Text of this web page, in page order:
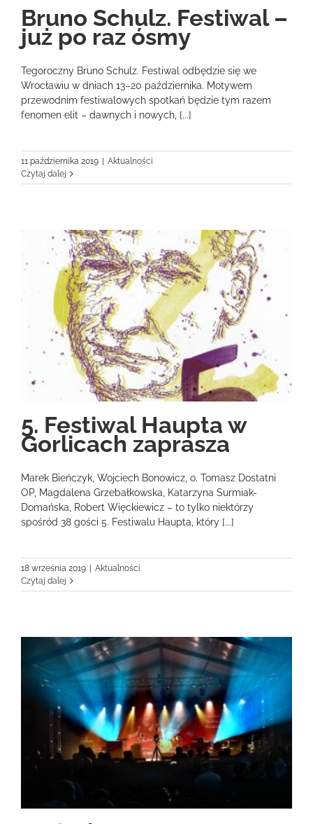
Bruno Schulz. Festiwal –
już po raz ósmy
Tegoroczny Bruno Schulz. Festiwal odbędzie się we
Wrocławiu w dniach 13–20 października. Motywem
przewodnim festiwalowych spotkań będzie tym razem
fenomen elit – dawnych i nowych, [...]
11 października 2019 | Aktualności
Czytaj dalej
5. Festiwal Haupta w
Gorlicach zaprasza
Marek Bieńczyk, Wojciech Bonowicz, o. Tomasz Dostatni
OP, Magdalena Grzebałkowska, Katarzyna Surmiak-
Domańska, Robert Więckiewicz – to tylko niektórzy
spośród 38 gości 5. Festiwalu Haupta, który [...]
18 września 2019 | Aktualności
Czytaj dalej